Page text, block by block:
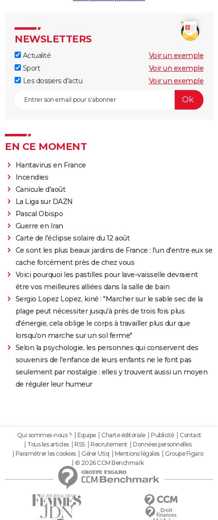
NEWSLETTERS
Actualité
Voir un exemple
Sport
Voir un exemple
Les dossiers d'actu
Voir un exemple
EN CE MOMENT
Hantavirus en France
Incendies
Canicule d'août
La Liga sur DAZN
Pascal Obispo
Guerre en Iran
Carte de l'éclipse solaire du 12 août
Ce sont les plus beaux jardins de France : l'un d'entre eux se
cache forcément près de chez vous
Voici pourquoi les pastilles pour lave-vaisselle devraient
être vos meilleures alliées dans la salle de bain
Sergio Lopez Lopez, kiné : "Marcher sur le sable sec de la
plage peut nécessiter jusqu'à près de trois fois plus
d'énergie, cela oblige le corps à travailler plus dur que
lorsqu'on marche sur un sol ferme"
Selon la psychologie, les personnes qui conservent des
souvenirs de l'enfance de leurs enfants ne le font pas
seulement par nostalgie : elles y trouvent aussi un moyen
de réguler leur humeur
Qui sommes-nous ? Equipe Charte éditoriale Publicité
Contact
Tous les articles
RSS Recrutement
Données personnelles
Paramétrer les cookies
Gérer Utiq Mentions légales
Groupe Figaro
© 2026 CCM Benchmark